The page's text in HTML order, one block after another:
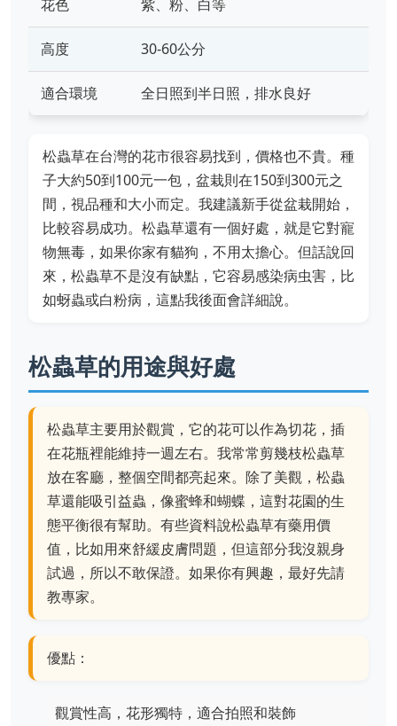
花色 紫、粉、白等
高度 30-60公分
適合環境 全日照到半日照，排水良好
松蟲草在台灣的花市很容易找到，價格也不貴。種
子大約50到100元一包，盆栽則在150到300元之
間，視品種和大小而定。我建議新手從盆栽開始，
比較容易成功。松蟲草還有一個好處，就是它對寵
物無毒，如果你家有貓狗，不用太擔心。但話說回
來，松蟲草不是沒有缺點，它容易感染病虫害，比
如蚜蟲或白粉病，這點我後面會詳細說。
松蟲草的用途與好處
松蟲草主要用於觀賞，它的花可以作為切花，插
在花瓶裡能維持一週左右。我常常剪幾枝松蟲草
放在客廳，整個空間都亮起來。除了美觀，松蟲
草還能吸引益蟲，像蜜蜂和蝴蝶，這對花園的生
態平衡很有幫助。有些資料說松蟲草有藥用價
值，比如用來舒緩皮膚問題，但這部分我沒親身
試過，所以不敢保證。如果你有興趣，最好先請
教專家。
優點：
觀賞性高，花形獨特，適合拍照和裝飾